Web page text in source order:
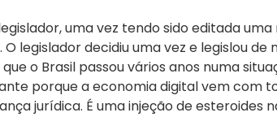
uma vez tendo sido editada uma
legislador decidiu uma vez e legislou
o Brasil passou vários anos numa
porque a economia digital vem com
jurídica. É uma injeção de esteroides